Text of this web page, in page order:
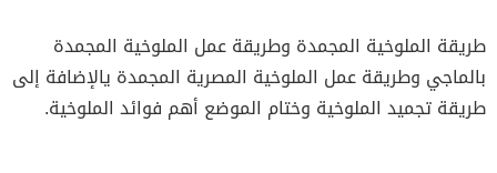
طريقة الملوخية المجمدة وطريقة عمل الملوخية المجمدة
بالماجي وطريقة عمل الملوخية المصرية المجمدة يالإضافة إلى
طريقة تجميد الملوخية وختام الموضع أهم فوائد الملوخية.